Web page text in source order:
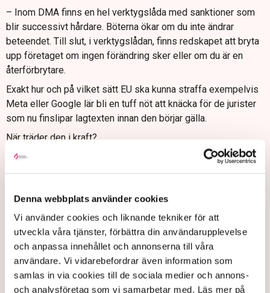
Denna webbplats använder cookies
Vi använder cookies och liknande tekniker för att
utveckla våra tjänster, förbättra din användarupplevelse
och anpassa innehållet och annonserna till våra
användare. Vi vidarebefordrar även information som
samlas in via cookies till de sociala medier och annons-
och analysföretag som vi samarbetar med. Läs mer på
– Inom DMA finns en hel verktygslåda med sanktioner som
blir successivt hårdare. Böterna ökar om du inte ändrar
beteendet. Till slut, i verktygslådan, finns redskapet att bryta
upp företaget om ingen förändring sker eller om du är en
återförbrytare.
Exakt hur och på vilket sätt EU ska kunna straffa exempelvis
Meta eller Google lär bli en tuff nöt att knäcka för de jurister
som nu finslipar lagtexten innan den börjar gälla.
När träder den i kraft?
Om allt går som EU vill, och hittills har processen med DMA
och DSA inte stött på alltför mycket patrull, så kommer
Dock kommer företag ges olika tidsfrister för att komma i
fas med lagarna. Att en person med Android-telefon som
använder Whatsapp smärtfritt ska kunna prata med en
Iphone-användare som föredrar Telegram kräver väldigt
många tungor rätt i mun för att saker som kryptering,
datalagring och användarvänlighet ska få plats.